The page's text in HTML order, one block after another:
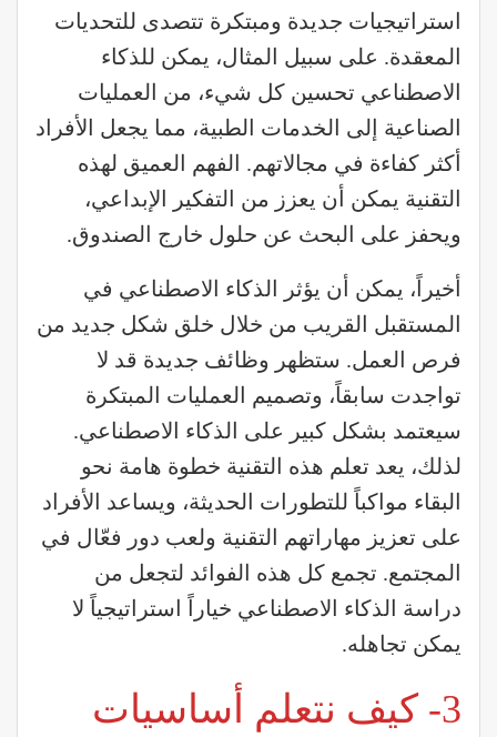
استراتيجيات جديدة ومبتكرة تتصدى للتحديات
المعقدة. على سبيل المثال، يمكن للذكاء
الاصطناعي تحسين كل شيء، من العمليات
الصناعية إلى الخدمات الطبية، مما يجعل الأفراد
أكثر كفاءة في مجالاتهم. الفهم العميق لهذه
التقنية يمكن أن يعزز من التفكير الإبداعي،
ويحفز على البحث عن حلول خارج الصندوق.
أخيراً، يمكن أن يؤثر الذكاء الاصطناعي في
المستقبل القريب من خلال خلق شكل جديد من
فرص العمل. ستظهر وظائف جديدة قد لا
تواجدت سابقاً، وتصميم العمليات المبتكرة
سيعتمد بشكل كبير على الذكاء الاصطناعي.
لذلك، يعد تعلم هذه التقنية خطوة هامة نحو
البقاء مواكباً للتطورات الحديثة، ويساعد الأفراد
على تعزيز مهاراتهم التقنية ولعب دور فعّال في
المجتمع. تجمع كل هذه الفوائد لتجعل من
دراسة الذكاء الاصطناعي خياراً استراتيجياً لا
يمكن تجاهله.
3- كيف نتعلم أساسيات